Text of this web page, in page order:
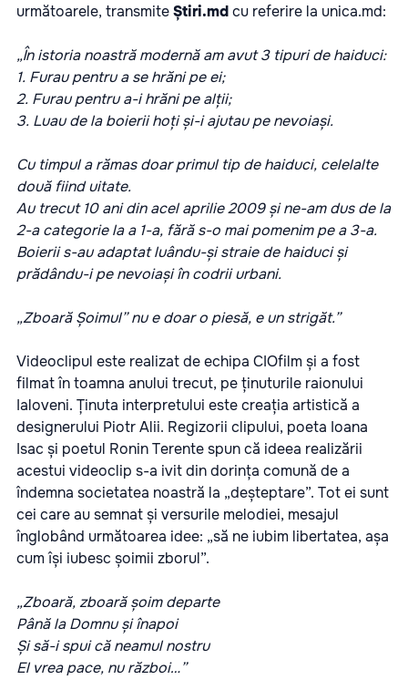
următoarele, transmiteȘtiri.mdcu referire la unica.md:
„În istoria noastră modernă am avut 3 tipuri de haiduci:
1. Furau pentru a se hrăni pe ei;
2. Furau pentru a-i hrăni pe alții;
3. Luau de la boierii hoți și-i ajutau pe nevoiași.
Cu timpul a rămas doar primul tip de haiduci, celelalte
două fiind uitate.
Au trecut 10 ani din acel aprilie 2009 și ne-am dus de la
2-a categorie la a 1-a, fără s-o mai pomenim pe a 3-a.
Boierii s-au adaptat luându-și straie de haiduci și
prădându-i pe nevoiași în codrii urbani.
„Zboară Șoimul” nu e doar o piesă, e un strigăt.”
Videoclipul este realizat de echipa CIOfilm și a fost
filmat în toamna anului trecut, pe ținuturile raionului
Ialoveni. Ținuta interpretului este creația artistică a
designerului Piotr Alii. Regizorii clipului, poeta Ioana
Isac și poetul Ronin Terente spun că ideea realizării
acestui videoclip s-a ivit din dorința comună de a
îndemna societatea noastră la „deșteptare”. Tot ei sunt
cei care au semnat și versurile melodiei, mesajul
înglobând următoarea idee: „să ne iubim libertatea, așa
cum își iubesc șoimii zborul”.
„Zboară, zboară șoim departe
Până la Domnu și înapoi
Și să-i spui că neamul nostru
El vrea pace, nu război…”